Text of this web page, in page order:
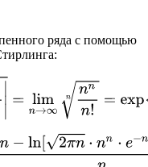
ряда с помощью